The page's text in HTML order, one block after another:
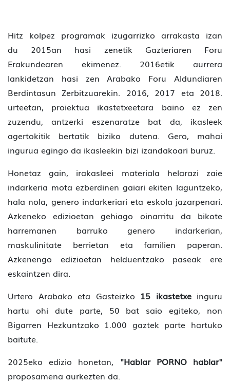
Hitz kolpez programak izugarrizko arrakasta izan
du 2015an hasi zenetik Gazteriaren Foru
Erakundearen ekimenez. 2016etik aurrera
lankidetzan hasi zen Arabako Foru Aldundiaren
Berdintasun Zerbitzuarekin. 2016, 2017 eta 2018.
urteetan, proiektua ikastetxeetara baino ez zen
zuzendu, antzerki eszenaratze bat da, ikasleek
agertokitik bertatik biziko dutena. Gero, mahai
ingurua egingo da ikasleekin bizi izandakoari buruz.
Honetaz gain, irakasleei materiala helarazi zaie
indarkeria mota ezberdinen gaiari ekiten laguntzeko,
hala nola, genero indarkeriari eta eskola jazarpenari.
Azkeneko edizioetan gehiago oinarritu da bikote
harremanen barruko genero indarkerian,
maskulinitate berrietan eta familien paperan.
Azkenengo edizioetan helduentzako paseak ere
eskaintzen dira.
Urtero Arabako eta Gasteizko 15 ikastetxe inguru
hartu ohi dute parte, 50 bat saio egiteko, non
Bigarren Hezkuntzako 1.000 gaztek parte hartuko
baitute.
2025eko edizio honetan, "Hablar PORNO hablar"
proposamena aurkezten da.